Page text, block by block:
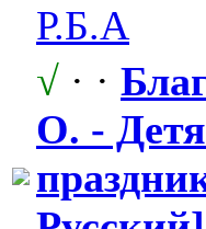
Р.Б.А
√ · ·
О. -